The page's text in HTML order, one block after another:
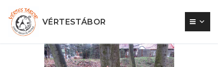
tartalomra
VÉRTESTÁBOR